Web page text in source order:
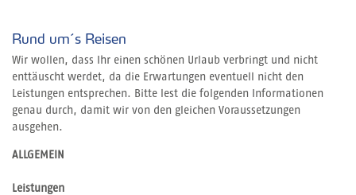
Rund um´s Reisen
Wir wollen, dass Ihr einen schönen Urlaub verbringt und nicht
enttäuscht werdet, da die Erwartungen eventuell nicht den
Leistungen entsprechen. Bitte lest die folgenden Informationen
genau durch, damit wir von den gleichen Voraussetzungen
ausgehen.
ALLGEMEIN
Leistungen